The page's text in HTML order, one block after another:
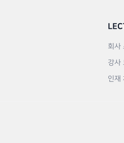
회사
강사
인재